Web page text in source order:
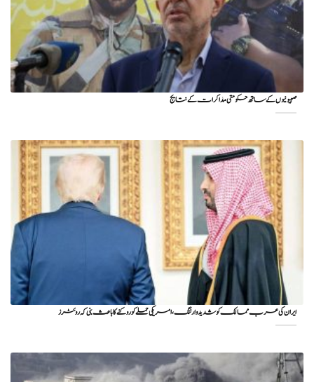
صہیونیوں کے ساتھ حکومتی مذاکرات کے نتایج
ایران کی عرب ممالک کو شدید وارننگ، امریکی حملے کو روکنے کا باعث بنی کہ روئٹرز